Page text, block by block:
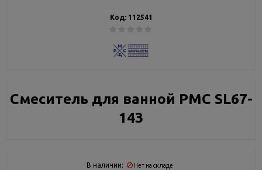
Код: 112541
Смеситель для ванной РМС SL67-
143
В наличии: Нет на складе